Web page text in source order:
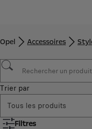
Opel Accessoires
Trier par
Tous les produits
Filtres